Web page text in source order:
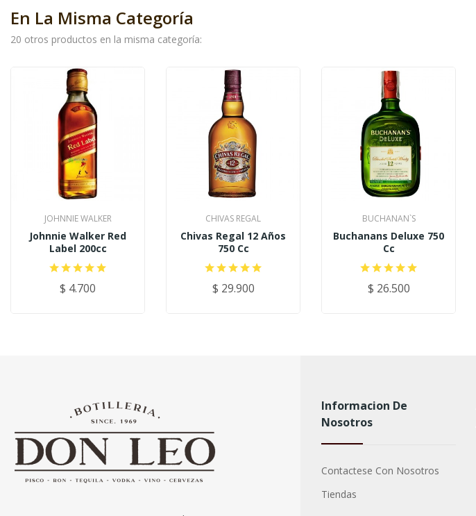
En La Misma Categoría
20 otros productos en la misma categoría:
JOHNNIE WALKER
Johnnie Walker Red
Label 200cc
$ 4.700
CHIVAS REGAL
Chivas Regal 12 Años
750 Cc
$ 29.900
BUCHANAN`S
Buchanans Deluxe 750
Cc
$ 26.500
Informacion De
Nosotros
Contactese Con Nosotros
Tiendas